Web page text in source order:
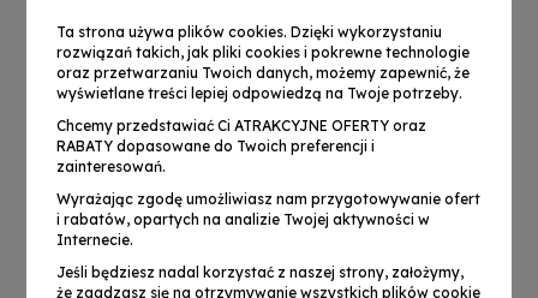
Ta strona używa plików cookies. Dzięki wykorzystaniu
rozwiązań takich, jak pliki cookies i pokrewne technologie
oraz przetwarzaniu Twoich danych, możemy zapewnić, że
wyświetlane treści lepiej odpowiedzą na Twoje potrzeby.
Chcemy przedstawiać Ci ATRAKCYJNE OFERTY oraz
RABATY dopasowane do Twoich preferencji i
zainteresowań.
Wyrażając zgodę umożliwiasz nam przygotowywanie ofert
i rabatów, opartych na analizie Twojej aktywności w
Internecie.
Jeśli będziesz nadal korzystać z naszej strony, założymy,
że zgadzasz się na otrzymywanie wszystkich plików cookie